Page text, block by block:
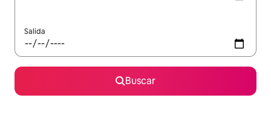
Salida
Buscar